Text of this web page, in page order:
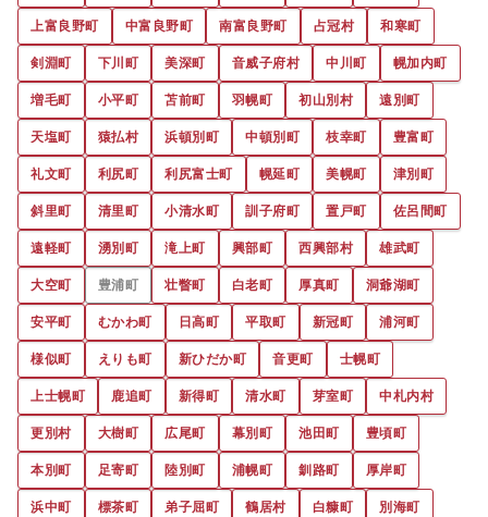
上富良野町
中富良野町 南富良野町 占冠村
和寒町
剣淵町
下川町 美深町 音威子府村 中川町
幌加内町
増毛町
小平町 苫前町 羽幌町 初山別村
遠別町
天塩町
猿払村 浜頓別町 中頓別町 枝幸町
豊富町
礼文町
利尻町 利尻富士町 幌延町 美幌町
津別町
斜里町
清里町 小清水町 訓子府町 置戸町
佐呂間町
遠軽町
湧別町 滝上町 興部町 西興部村
雄武町
大空町
豊浦町 壮瞥町 白老町 厚真町
洞爺湖町
安平町
むかわ町 日高町 平取町 新冠町
浦河町
様似町
えりも町 新ひだか町 音更町
士幌町
上士幌町
鹿追町 新得町 清水町 芽室町
中札内村
更別村
大樹町 広尾町 幕別町 池田町
豊頃町
本別町
足寄町 陸別町 浦幌町 釧路町
厚岸町
浜中町
標茶町 弟子屈町 鶴居村 白糠町
別海町